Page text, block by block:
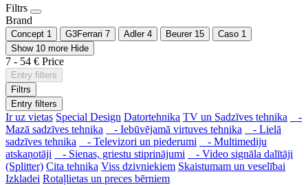
Filtrs
Brand
Concept 1 G3Ferrari 7 Adler 4 Beurer 15 Caso 1
Show 10 more Hide
7 - 54 € Price
Entry filters
Filtrs
Entry filters
Ir uz vietas Special Design Datortehnika TV un Sadzīves tehnika
-
Mazā sadzīves tehnika
- Iebūvējamā virtuves tehnika
- Lielā
sadzīves tehnika
- Televizori un piederumi
- Multimediju
atskaņotāji
- Sienas, griestu stiprinājumi
- Video signāla dalītāji
(Splitter) Cita tehnika Viss dzivniekiem Skaistumam un veselībai
Izkladei Rotaļlietas un preces bērniem